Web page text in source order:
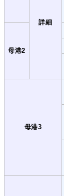
詳細
母港2
母港3